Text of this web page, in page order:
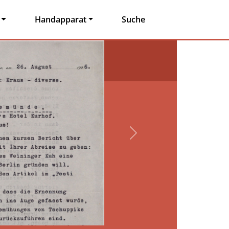
Handapparat Suche
Next